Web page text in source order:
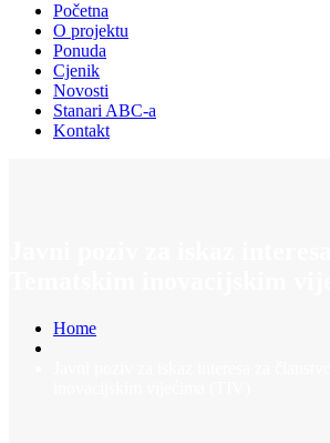
Početna
O projektu
Ponuda
Cjenik
Novosti
Stanari ABC-a
Kontakt
Home